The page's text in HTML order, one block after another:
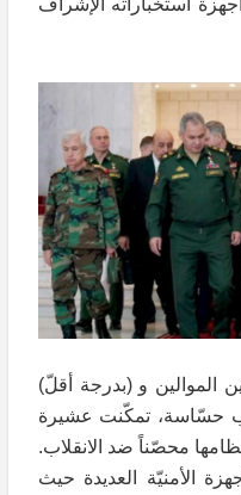
استخباراته الإشراف
الموالين و (بدرجة أقلّ)
حسّاسة، تمكّنت عشيرة
محصّناً ضد الانقلاب.
الأمنيّة العديدة حيث